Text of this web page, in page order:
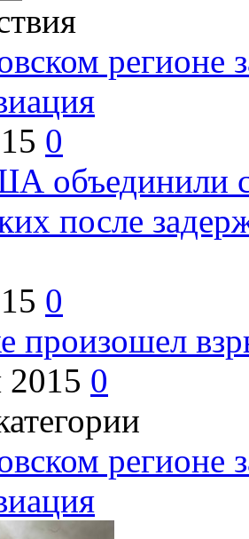
регионе
0
объединили
после
0
произошел
2015 0
регионе